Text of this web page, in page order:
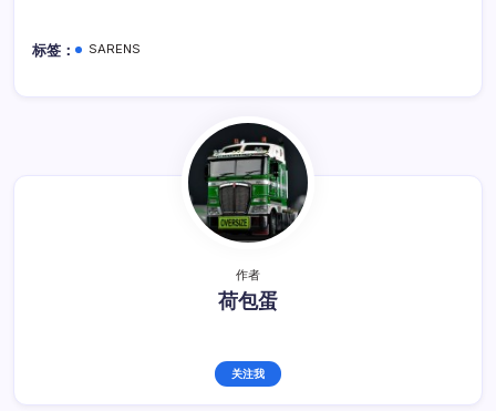
标签： SARENS
作者
荷包蛋
关注我